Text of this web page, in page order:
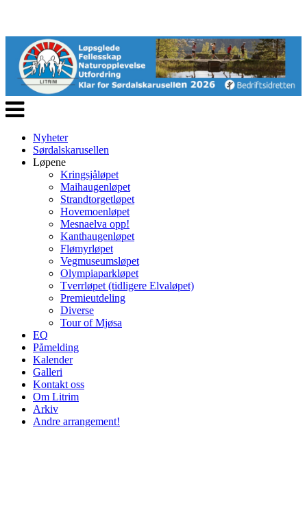
Veksle
navigasjon
Nyheter
Sørdalskarusellen
Løpene
Kringsjåløpet
Maihaugenløpet
Strandtorgetløpet
Hovemoenløpet
Mesnaelva opp!
Kanthaugenløpet
Flømyrløpet
Vegmuseumsløpet
Olympiaparkløpet
Tverrløpet (tidligere Elvaløpet)
Premieutdeling
Diverse
Tour of Mjøsa
EQ
Påmelding
Kalender
Galleri
Kontakt oss
Om Litrim
Arkiv
Andre arrangement!